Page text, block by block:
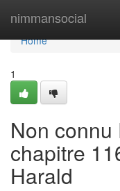
nimmansocial
Home
Home
1
Non connu
chapitre
Harald